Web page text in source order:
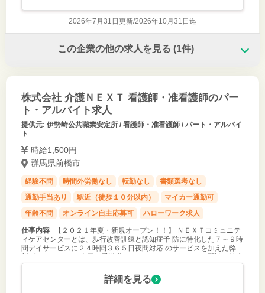
2026年7月31日更新/2026年10月31日迄
この企業の他の求人を見る (1件)
株式会社 介護ＮＥＸＴ 看護師・准看護師のパー
ト・アルバイト求人
提供元: 伊勢崎公共職業安定所 / 看護師・准看護師 / パート・アルバイ
ト
時給1,500円
群馬県前橋市
経験不問 時間外労働なし 転勤なし
書類選考なし
通勤手当あり
駅近（徒歩１０分以内）
マイカー通勤可
年齢不問
オンライン自主応募可 ハローワーク求人
仕事内容
【２０２１年夏・新規オープン！！】 ＮＥＸＴコミュニテ
ィケアセンターとは、歩行改善訓練と認知症予 防に特化した７～９時
間デイサービスに２４時間３６５日夜間対応 のサービスを加えた弊社
観察、入浴介助
詳細を見る